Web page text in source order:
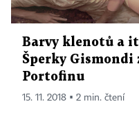
Barvy klenotů a
Šperky Gismondi
Portofinu
15. 11. 2018 ▪ 2 min. čtení